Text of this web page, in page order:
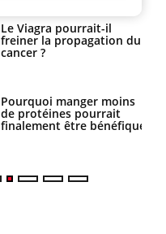
Le Viagra pourrait-il
freiner la propagation du
cancer ?
Pourquoi manger moins
de protéines pourrait
finalement être bénéfique
Le smartphone nuit-il à
l'apprentissage de la
lecture ?
Mordue par une tique en
vacances, elle reste dans
le coma pendant 42 jours